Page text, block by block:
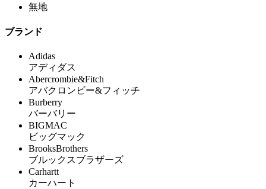
無地
ブランド
Adidas
アディダス
Abercrombie&Fitch
アバクロンビー&フィッチ
Burberry
バーバリー
BIGMAC
ビッグマック
BrooksBrothers
ブルックスブラザーズ
Carhartt
カーハート